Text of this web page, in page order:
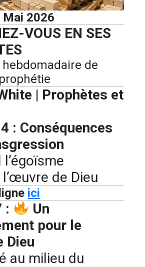
Mai 2026
VOUS EN SES
de
| Prophètes et
: Conséquences
l’égoïsme
de Dieu
ici
:
Un
pour le
Dieu
au milieu du